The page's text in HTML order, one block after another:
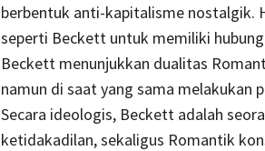
berbentuk anti-kapitalisme nostalgik.
seperti Beckett untuk memiliki
Beckett menunjukkan dualitas
namun di saat yang sama melakukan
Secara ideologis, Beckett adalah
ketidakadilan, sekaligus Romantik